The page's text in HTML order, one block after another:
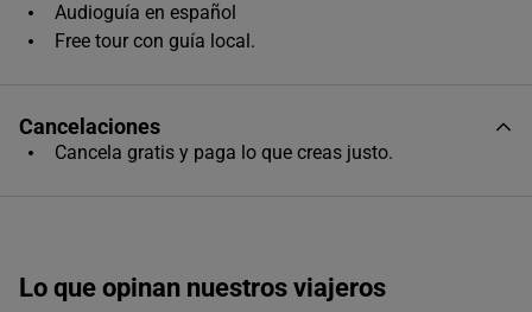
24
25 26 27
Audioguía en español
Free tour con guía local.
Cancelaciones
Cancela gratis y paga lo que creas justo.
Lo que opinan nuestros viajeros